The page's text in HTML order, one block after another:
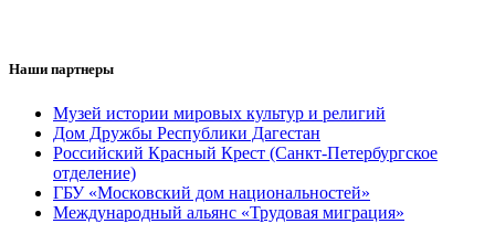
Наши партнеры
Музей истории мировых культур и религий
Дом Дружбы Республики Дагестан
Российский Красный Крест (Санкт-Петербургское
отделение)
ГБУ «Московский дом национальностей»
Международный альянс «Трудовая миграция»